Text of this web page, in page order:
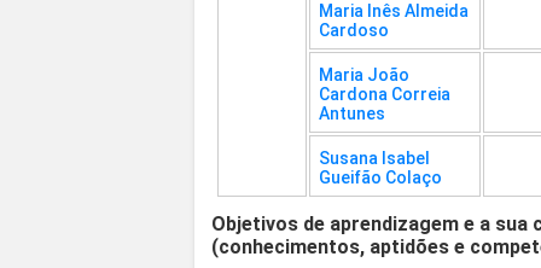
Maria Inês Almeida
Cardoso
Maria João
Cardona Correia
Antunes
Susana Isabel
Gueifão Colaço
Objetivos de aprendizagem e a
(conhecimentos, aptidões e